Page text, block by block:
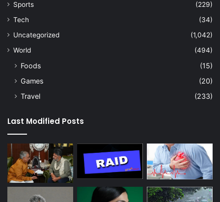
Sports
(229)
Tech
(34)
Uncategorized
(1,042)
World
(494)
Foods
(15)
Games
(20)
Travel
(233)
Last Modified Posts